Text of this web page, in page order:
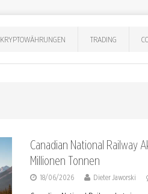
KRYPTOWÄHRUNGEN TRADING
Canadian National Railway
Millionen Tonnen
18/06/2026 Dieter Jaworski